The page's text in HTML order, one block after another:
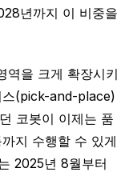
년까지 이 비중을
역을 크게 확장시키
스(pick-and-place)
코봇이 이제는 품
지 수행할 수 있게
2025년 8월부터